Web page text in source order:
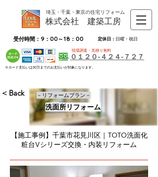
埼玉・千葉・東京の住宅リフォーム
株式会社 建築工房
受付時間：9：00～18：00 定休日： 日曜・祝日
現場調査・見積り無料
０１２０-４２４-７２７
※カード支払いは30万までのお支払いが対象になります。
< Back
洗面所リフォーム
－リフォームプラン－
【施工事例】千葉市花見川区｜TOTO洗面化
粧台Vシリーズ交換・内装リフォーム